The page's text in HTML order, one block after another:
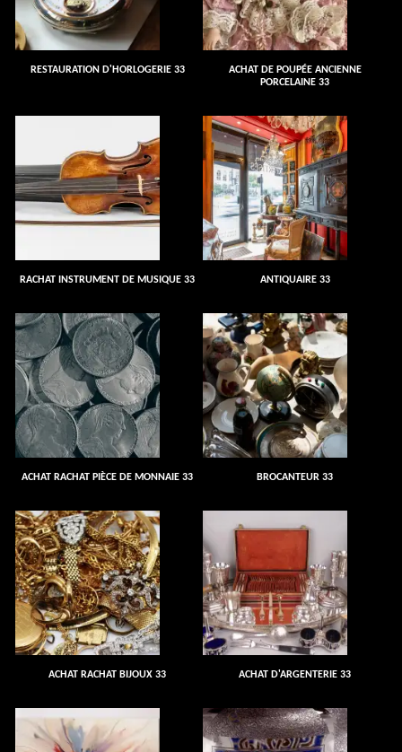
RESTAURATION D'HORLOGERIE 33
ACHAT DE POUPÉE ANCIENNE
PORCELAINE 33
RACHAT INSTRUMENT DE MUSIQUE 33 ANTIQUAIRE 33
ACHAT RACHAT PIÈCE DE MONNAIE 33 BROCANTEUR 33
ACHAT RACHAT BIJOUX 33 ACHAT D'ARGENTERIE 33